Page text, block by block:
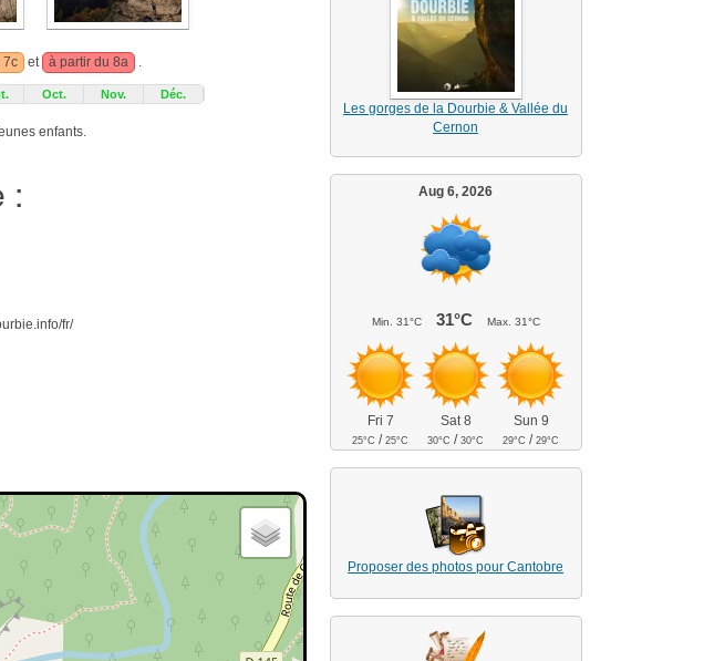
7c et à partir du 8a .
Oct. Nov. Déc.
enfants.
:
fr/
Les gorges de la Dourbie & Vallée du
Cernon
Aug 6, 2026
Min. 31°C 31°C Max. 31°C
Fri 7
25°C /25°C
Sat 8
30°C /30°C
Sun 9
29°C /29°C
Proposer des photos pour Cantobre